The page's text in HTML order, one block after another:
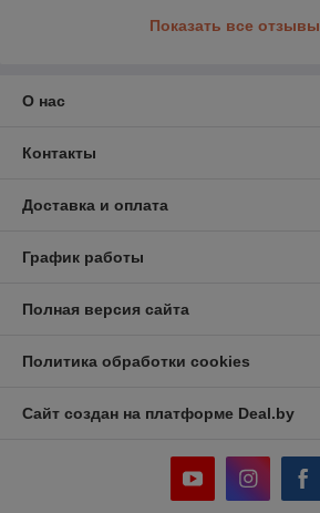
Показать все отзывы
О нас
Контакты
Доставка и оплата
График работы
Полная версия сайта
Политика обработки cookies
Сайт создан на платформе Deal.by